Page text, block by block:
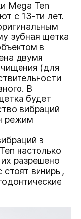
Mega Ten
с 13-ти лет.
зубная щетка
в
двумя
(для
В
будет
вибраций
режим
в
настолько
разрешено
стоят виниры,